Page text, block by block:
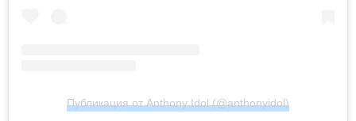
Публикация от Anthony Idol (@anthonyidol)